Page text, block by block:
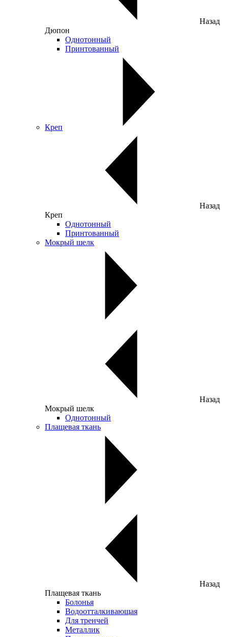
Назад
Дюпон
Однотонный
Принтованный
Креп
Назад
Креп
Однотонный
Принтованный
Мокрый шелк
Назад
Мокрый шелк
Однотонный
Плащевая ткань
Назад
Плащевая ткань
Болонья
Водоотталкивающая
Для тренчей
Металлик